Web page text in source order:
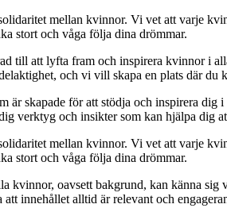
mellan kvinnor. Vi vet att varje
stort och våga följa dina drömmar.
att lyfta fram och inspirera kvinnor i
och vi vill skapa en plats där du
är skapade för att stödja och inspirera
verktyg och insikter som kan hjälpa dig
mellan kvinnor. Vi vet att varje
stort och våga följa dina drömmar.
kvinnor, oavsett bakgrund, kan känna
innehållet alltid är relevant och